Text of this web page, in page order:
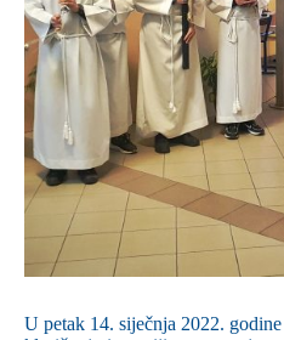
U petak 14. siječnja 2022.